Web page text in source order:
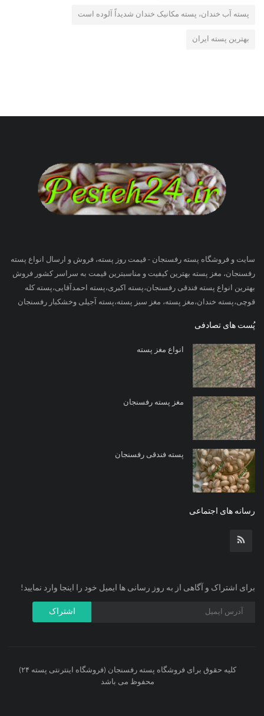
پسته آب خندان، پسته مکانیک خندان شدیداً آلوده است
بهترین پسته ایران
سایت و فروشگاه پسته رفسنجان - قیمت روز پسته، فروش و ارسال انواع پسته
رفسنجان، مغز پسته بهترین کیفیت و مناسبترین قیمت به سراسر کشور فروش
بهترین انواع پسته فندقی رفسنجان،پسته اکبری،پسته احمدآقایی،پسته کله
قوچی،پسته خندان،مغز پسته، مغز سبز پسته،پسته آجیلی وخشکبار رفسنجان
پُست های تصادفی
انواع مغز پسته
مغز پسته رفسنجان
پسته فندقی رفسنجان
رسانه های اجتماعی
برای اشتراک و آگاهی از به روز رسانی ها ایمیل خود را اینجا وارد نمایید!
اشتراک
کلیه حقوق برای فروشگاه پسته رفسنجان (فروشگاه اینترنتی پسته ۲۴)
محفوظ می باشد